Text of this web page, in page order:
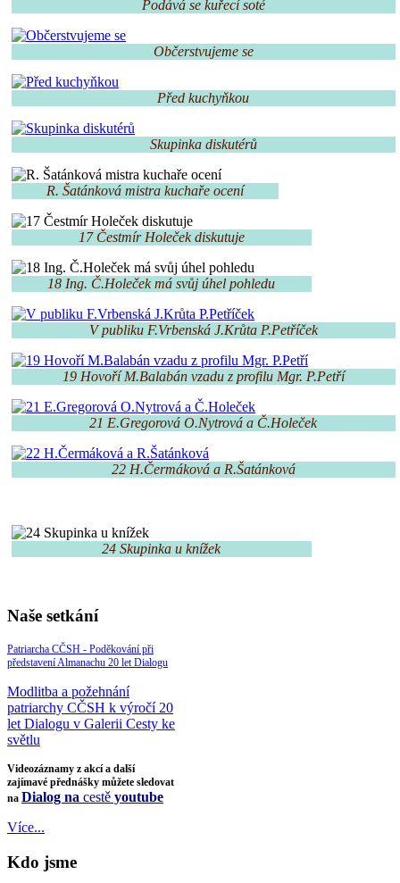
Podává se kuřecí soté
Občerstvujeme se
Před kuchyňkou
Skupinka diskutérů
R. Šatánková mistra kuchaře ocení
17 Čestmír Holeček diskutuje
18 Ing. Č.Holeček má svůj úhel pohledu
V publiku F.Vrbenská J.Krůta P.Petříček
19 Hovoří M.Balabán vzadu z profilu Mgr. P.Petří
21 E.Gregorová O.Nytrová a Č.Holeček
22 H.Čermáková a R.Šatánková
24 Skupinka u knížek
Naše setkání
Patriarcha CČSH - Poděkování při
představení Almanachu 20 let Dialogu
Modlitba a požehnání
patriarchy CČSH k výročí 20
let Dialogu v Galerii Cesty ke
světlu
Videozáznamy z akcí a další
zajímavé přednášky můžete sledovat
na Dialog na cestě youtube
Více...
Kdo jsme